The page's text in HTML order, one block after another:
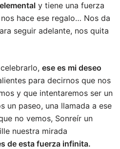
y tiene una fuerza
hace ese regalo… Nos da
seguir adelante, nos quita
ese es mi deseo
para decirnos que nos
y que intentaremos ser un
un paseo, una llamada a ese
no vemos, Sonreír un
nuestra mirada
de esta fuerza infinita.